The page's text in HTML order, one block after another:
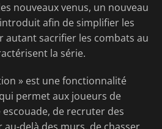
nouveaux venus, un nouveau
afin de simplifier les
autant sacrifier les combats au
la série.
» est une fonctionnalité
permet aux joueurs de
de recruter des